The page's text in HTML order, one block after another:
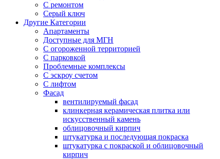
С ремонтом
Серый ключ
Другие Категории
Апартаменты
Доступные для МГН
С огороженной территорией
С парковкой
Проблемные комплексы
С эскроу счетом
С лифтом
Фасад
вентилируемый фасад
клинкерная керамическая плитка или
искусственный камень
облицовочный кирпич
штукатурка и последующая покраска
штукатурка с покраской и облицовочный
кирпич